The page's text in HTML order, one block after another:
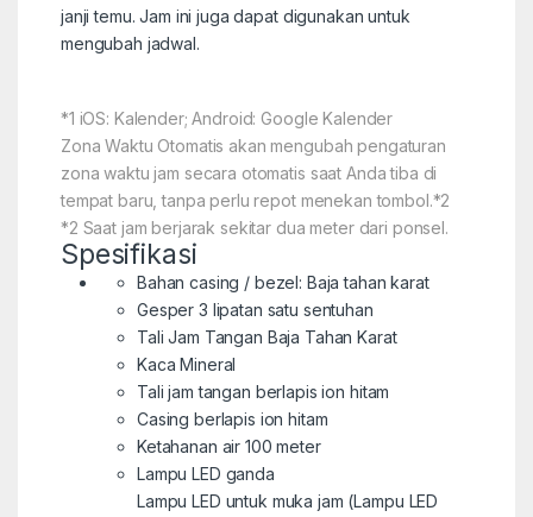
janji temu. Jam ini juga dapat digunakan untuk
mengubah jadwal.
*1 iOS: Kalender; Android: Google Kalender
Zona Waktu Otomatis akan mengubah pengaturan
zona waktu jam secara otomatis saat Anda tiba di
tempat baru, tanpa perlu repot menekan tombol.*2
*2 Saat jam berjarak sekitar dua meter dari ponsel.
Spesifikasi
Bahan casing / bezel: Baja tahan karat
Gesper 3 lipatan satu sentuhan
Tali Jam Tangan Baja Tahan Karat
Kaca Mineral
Tali jam tangan berlapis ion hitam
Casing berlapis ion hitam
Ketahanan air 100 meter
Lampu LED ganda
Lampu LED untuk muka jam (Lampu LED